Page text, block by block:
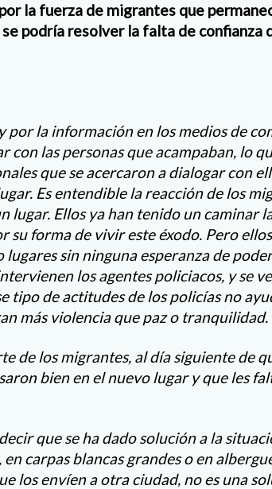
la fuerza de migrantes que
podría resolver la falta de confianza
por la información en los medios de
con las personas que acampaban, lo
que se acercaron a dialogar con
Es entendible la reacción de los
lugar. Ellos ya han tenido un caminar
su forma de vivir este éxodo. Pero
sin ninguna esperanza de
los agentes policiacos, y se
tipo de actitudes de los policías no
más violencia que paz o tranquilidad.
de los migrantes, al día siguiente de
bien en el nuevo lugar y que les
que se ha dado solución a la
carpas blancas grandes o en
los envíen a otra ciudad, no es una